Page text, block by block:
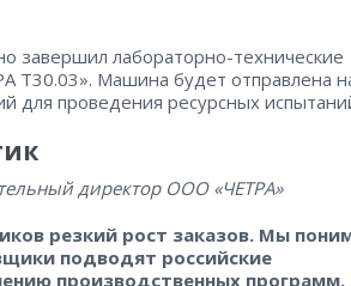
завершил лабораторно-технические
Т30.03». Машина будет отправлена
для проведения ресурсных
директор ООО «ЧЕТРА»
резкий рост заказов. Мы
подводят российские
производственных программ,